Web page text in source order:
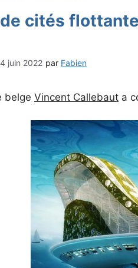
cités
juin 2022 par Fabien
belge Vincent Callebaut a